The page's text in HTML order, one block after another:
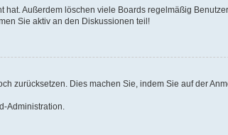
Außerdem löschen viele Boards regelmäßig
Sie aktiv an den Diskussionen teil!
zurücksetzen. Dies machen Sie, indem Sie auf der
Administration.